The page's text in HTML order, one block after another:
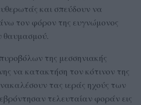
και σπεύδουν να
τον φόρον της ευγνώμονος
θαυμασμού.
της μεσσηνιακής
να κατακτήση τον κότινον της
τας ιεράς ηχούς των
τελευταίαν φοράν εις